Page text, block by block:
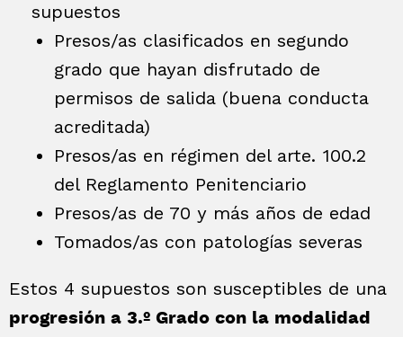
supuestos
Presos/as clasificados en segundo
grado que hayan disfrutado de
permisos de salida (buena conducta
acreditada)
Presos/as en régimen del arte. 100.2
del Reglamento Penitenciario
Presos/as de 70 y más años de edad
Tomados/as con patologías severas
Estos 4 supuestos son susceptibles de una
progresión a 3.º Grado con la modalidad